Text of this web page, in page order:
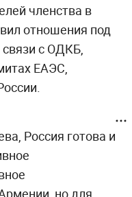
членства в
отношения под
с ОДКБ,
ЕАЭС,
Россия готова и
но для